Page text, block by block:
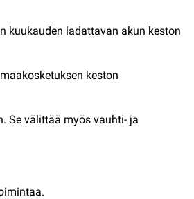
kuukauden ladattavan akun keston
maakosketuksen keston
Se välittää myös vauhti- ja